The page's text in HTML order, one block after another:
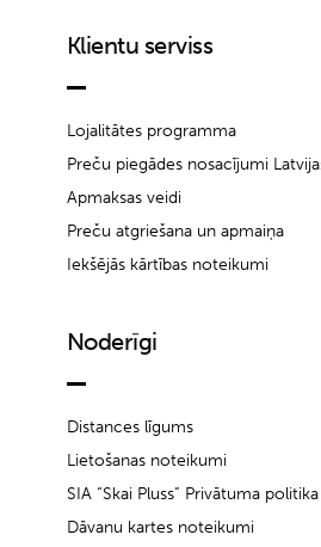
Klientu serviss
Lojalitātes programma
Preču piegādes nosacījumi
Apmaksas veidi
Preču atgriešana un apmaiņa
Iekšējās kārtības noteikumi
Noderīgi
Distances līgums
Lietošanas noteikumi
SIA “Skai Pluss” Privātuma politika
Dāvanu kartes noteikumi